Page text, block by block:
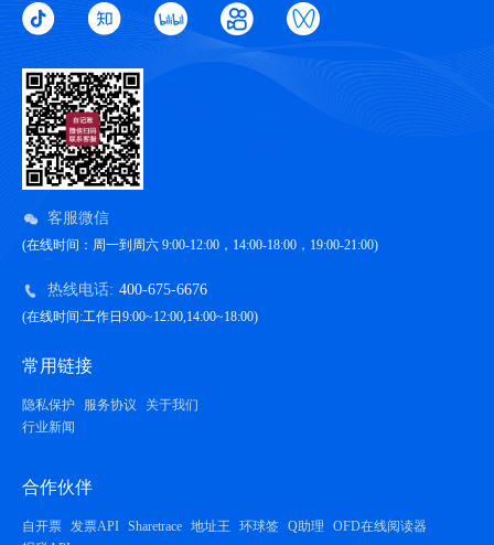
客服微信
(在线时间：周一到周六 9:00-12:00，14:00-18:00，19:00-21:00)
热线电话: 400-675-6676
(在线时间:工作日9:00~12:00,14:00~18:00)
常用链接
隐私保护 服务协议
关于我们
行业新闻
合作伙伴
自开票 发票API Sharetrace 地址王 环球签 Q助理
OFD在线阅读器